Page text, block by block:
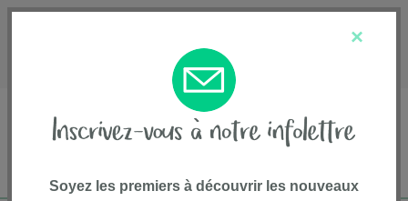
1-800-667-8184
×
Soyez les premiers à découvrir les nouveaux